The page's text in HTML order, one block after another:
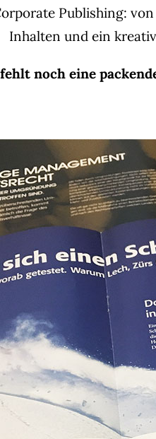
Publishing:
Inhalten und ein
noch eine